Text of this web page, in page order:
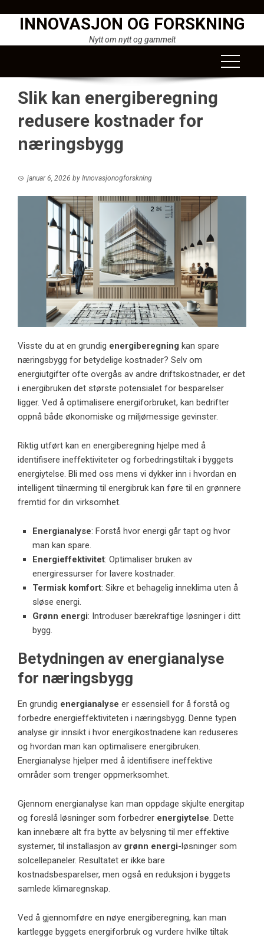
INNOVASJON OG FORSKNING
Nytt om nytt og gammelt
Slik kan energiberegning
redusere kostnader for
næringsbygg
januar 6, 2026 by Innovasjonogforskning
Visste du at en grundig energiberegning kan spare
næringsbygg for betydelige kostnader? Selv om
energiutgifter ofte overgås av andre driftskostnader, er det
i energibruken det største potensialet for besparelser
ligger. Ved å optimalisere energiforbruket, kan bedrifter
oppnå både økonomiske og miljømessige gevinster.
Riktig utført kan en energiberegning hjelpe med å
identifisere ineffektiviteter og forbedringstiltak i byggets
energiytelse. Bli med oss mens vi dykker inn i hvordan en
intelligent tilnærming til energibruk kan føre til en grønnere
fremtid for din virksomhet.
Energianalyse: Forstå hvor energi går tapt og hvor
man kan spare.
Energieffektivitet: Optimaliser bruken av
energiressurser for lavere kostnader.
Termisk komfort: Sikre et behagelig inneklima uten å
sløse energi.
Grønn energi: Introduser bærekraftige løsninger i ditt
bygg.
Betydningen av energianalyse
for næringsbygg
En grundig energianalyse er essensiell for å forstå og
forbedre energieffektiviteten i næringsbygg. Denne typen
analyse gir innsikt i hvor energikostnadene kan reduseres
og hvordan man kan optimalisere energibruken.
Energianalyse hjelper med å identifisere ineffektive
områder som trenger oppmerksomhet.
Gjennom energianalyse kan man oppdage skjulte energitap
og foreslå løsninger som forbedrer energiytelse. Dette
kan innebære alt fra bytte av belysning til mer effektive
systemer, til installasjon av grønn energi-løsninger som
solcellepaneler. Resultatet er ikke bare
kostnadsbesparelser, men også en reduksjon i byggets
samlede klimaregnskap.
Ved å gjennomføre en nøye energiberegning, kan man
kartlegge byggets energiforbruk og vurdere hvilke tiltak